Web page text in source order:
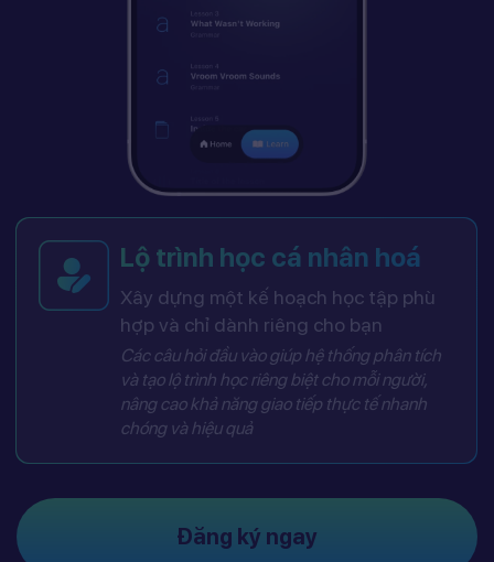
Lộ trình học cá nhân hoá
Xây dựng một kế hoạch học tập phù
hợp và chỉ dành riêng cho bạn
Các câu hỏi đầu vào giúp hệ thống phân tích
và tạo lộ trình học riêng biệt cho mỗi người,
nâng cao khả năng giao tiếp thực tế nhanh
chóng và hiệu quả
Đăng ký ngay